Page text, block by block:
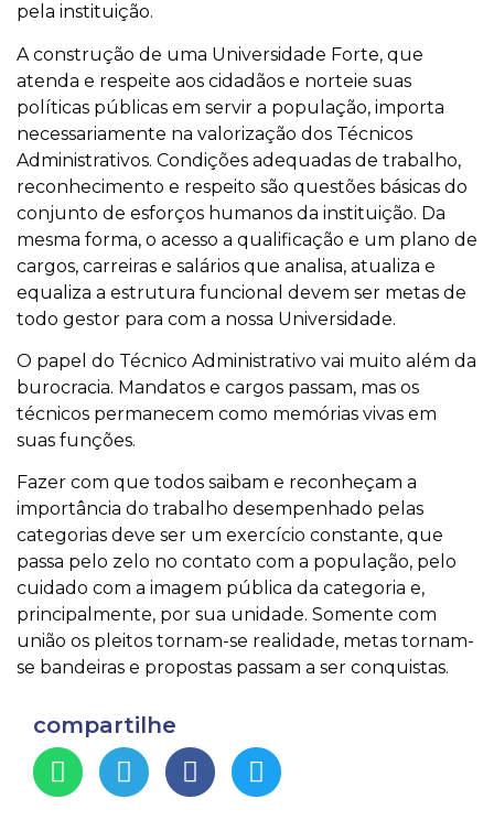
pela instituição.
A construção de uma Universidade Forte, que
atenda e respeite aos cidadãos e norteie suas
políticas públicas em servir a população, importa
necessariamente na valorização dos Técnicos
Administrativos. Condições adequadas de trabalho,
reconhecimento e respeito são questões básicas do
conjunto de esforços humanos da instituição. Da
mesma forma, o acesso a qualificação e um plano de
cargos, carreiras e salários que analisa, atualiza e
equaliza a estrutura funcional devem ser metas de
todo gestor para com a nossa Universidade.
O papel do Técnico Administrativo vai muito além da
burocracia. Mandatos e cargos passam, mas os
técnicos permanecem como memórias vivas em
suas funções.
Fazer com que todos saibam e reconheçam a
importância do trabalho desempenhado pelas
categorias deve ser um exercício constante, que
passa pelo zelo no contato com a população, pelo
cuidado com a imagem pública da categoria e,
principalmente, por sua unidade. Somente com
união os pleitos tornam-se realidade, metas tornam-
se bandeiras e propostas passam a ser conquistas.
compartilhe